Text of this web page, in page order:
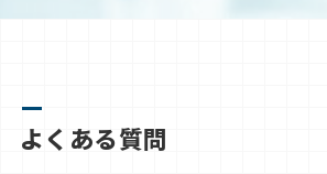
よくある質問